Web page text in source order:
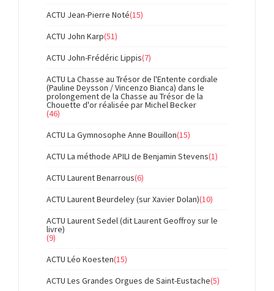
ACTU Jean-Pierre Noté(15)
ACTU John Karp(51)
ACTU John-Frédéric Lippis(7)
ACTU La Chasse au Trésor de l'Entente cordiale
(Pauline Deysson / Vincenzo Bianca) dans le
prolongement de la Chasse au Trésor de la
Chouette d'or réalisée par Michel Becker
(46)
ACTU La Gymnosophe Anne Bouillon(15)
ACTU La méthode APILI de Benjamin Stevens(1)
ACTU Laurent Benarrous(6)
ACTU Laurent Beurdeley (sur Xavier Dolan)(10)
ACTU Laurent Sedel (dit Laurent Geoffroy sur le
livre)
(9)
ACTU Léo Koesten(15)
ACTU Les Grandes Orgues de Saint-Eustache(5)